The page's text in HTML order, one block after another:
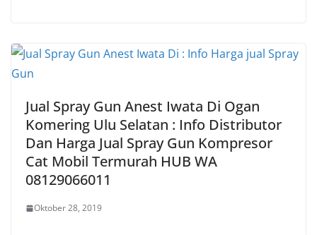
Jual Spray Gun Anest Iwata Di Ogan
Komering Ulu Selatan : Info Distributor
Dan Harga Jual Spray Gun Kompresor
Cat Mobil Termurah HUB WA
08129066011
Oktober 28, 2019